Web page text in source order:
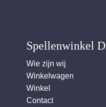
Spellenwinkel
Wie zijn wij
Winkelwagen
Winkel
Contact